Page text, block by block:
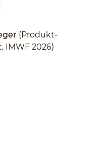
(Produkt-
IMWF 2026)